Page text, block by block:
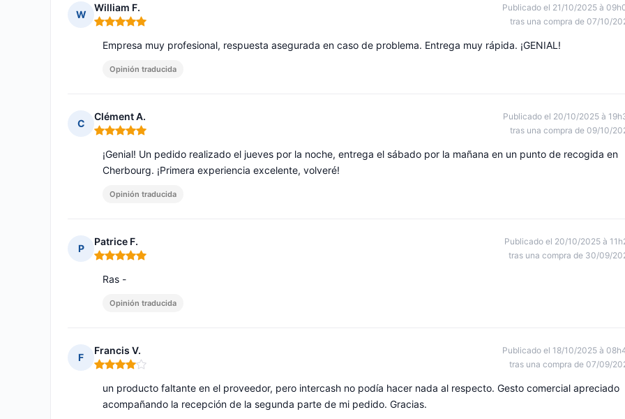
W
William F.
Nota: 5 de 5
Publicado el 21/10/2025 à
tras una compra de 07/10/
Empresa muy profesional, respuesta asegurada en caso de problema. Entrega muy rápida. ¡GENIAL!
Opinión traducida
C
Clément A.
Nota: 5 de 5
Publicado el 20/10/2025 à
tras una compra de 09/10/
¡Genial! Un pedido realizado el jueves por la noche, entrega el sábado por la mañana en un punto de recogida en
Cherbourg. ¡Primera experiencia excelente, volveré!
Opinión traducida
P
Patrice F.
Nota: 5 de 5
Publicado el 20/10/2025 à
tras una compra de 30/09/
Ras -
Opinión traducida
F
Francis V.
Nota: 4 de 5
Publicado el 18/10/2025 à
tras una compra de 07/09/
un producto faltante en el proveedor, pero intercash no podía hacer nada al respecto. Gesto comercial apreciado
acompañando la recepción de la segunda parte de mi pedido. Gracias.